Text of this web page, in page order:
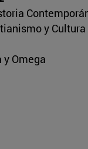
y Cultura
y Omega